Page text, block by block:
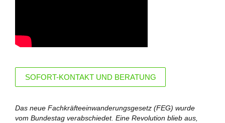
SOFORT-KONTAKT UND BERATUNG
Das neue Fachkräfteeinwanderungsgesetz (FEG) wurde
vom Bundestag verabschiedet. Eine Revolution blieb aus,